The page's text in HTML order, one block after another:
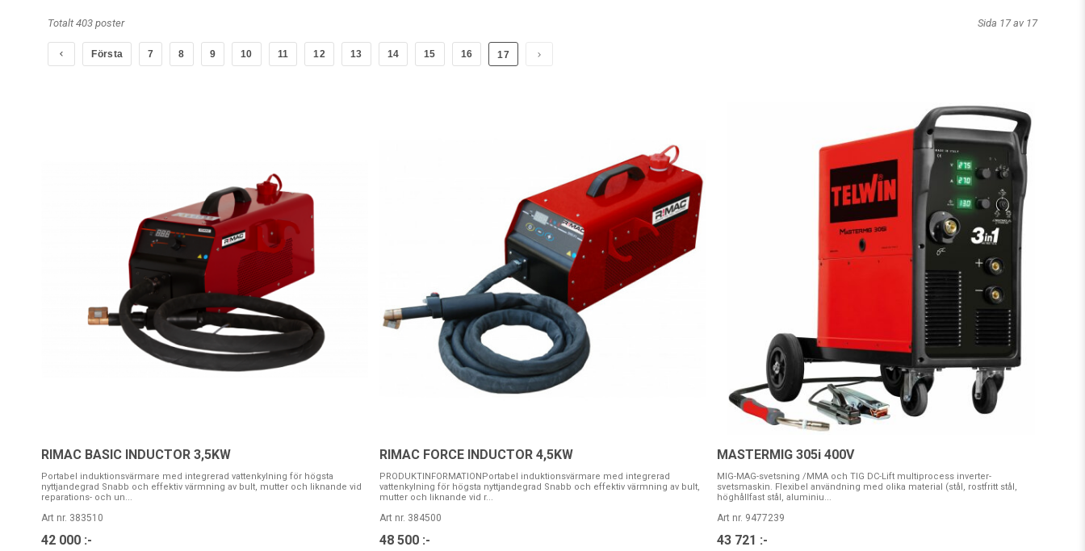
Totalt 403 poster Sida 17 av 17
Första 7 8 9 10 11 12 13 14 15 16 17
RIMAC BASIC INDUCTOR 3,5KW
Portabel induktionsvärmare med integrerad vattenkylning för högsta
nyttjandegrad Snabb och effektiv värmning av bult, mutter och liknande vid
reparations- och un...
Art nr. 383510
42 000 :-
RIMAC FORCE INDUCTOR 4,5KW
PRODUKTINFORMATIONPortabel induktionsvärmare med integrerad
vattenkylning för högsta nyttjandegrad Snabb och effektiv värmning av bult,
mutter och liknande vid r...
Art nr. 384500
48 500 :-
MASTERMIG 305i 400V
MIG-MAG-svetsning /MMA och TIG DC-Lift multiprocess inverter-
svetsmaskin. Flexibel användning med olika material (stål, rostfritt stål,
höghållfast stål, aluminiu...
Art nr. 9477239
43 721 :-